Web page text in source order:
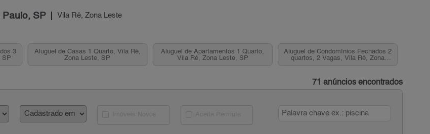
Paulo, SP Vila Ré, Zona Leste
3
SP
Aluguel de Casas 1 Quarto, Vila Ré,
Zona Leste, SP
Aluguel de Apartamentos 1 Quarto,
Vila Ré, Zona Leste, SP
Aluguel de Condomínios Fechados 2
quartos, 2 Vagas, Vila Ré, Zona
71 anúncios encontrados